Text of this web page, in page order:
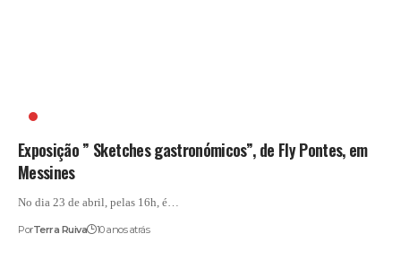
Exposição ” Sketches gastronómicos”, de Fly Pontes, em
Messines
No dia 23 de abril, pelas 16h, é…
PorTerra Ruiva 10 anos atrás